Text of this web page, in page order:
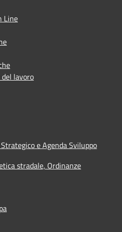
Line
lavoro
e Agenda Sviluppo
stradale, Ordinanze